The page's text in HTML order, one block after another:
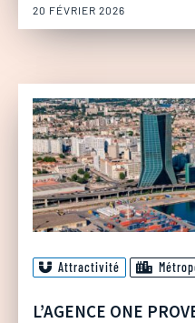
20 FÉVRIER 2026
Attractivité
L’AGENCE ONE